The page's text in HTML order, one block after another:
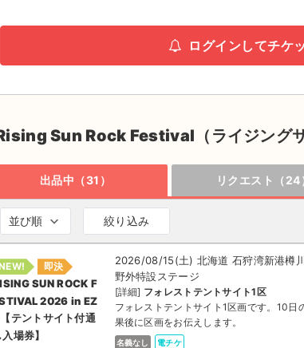
ログインしてチケ
Sun Rock Festival（ライジング
出品中（31） リクエスト（24
並び順 絞り込み
即決
SUN ROCK F
2026 in EZ
テントサイト付通
⼊場券】
2026/08/15(土) 北海道 石狩湾新港樽
野外特設ステージ
[詳細] フォレストテントサイト1区
フォレストテントサイト1区画です。10日
果後に区画をお伝えします。
名義なし 電チケ